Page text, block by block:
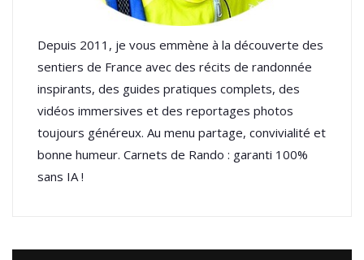
Depuis 2011, je vous emmène à la découverte des
sentiers de France avec des récits de randonnée
inspirants, des guides pratiques complets, des
vidéos immersives et des reportages photos
toujours généreux. Au menu partage, convivialité et
bonne humeur. Carnets de Rando : garanti 100%
sans IA !